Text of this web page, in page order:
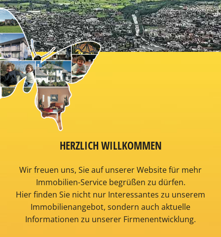
HERZLICH WILLKOMMEN
Wir freuen uns, Sie auf unserer Website für mehr
Immobilien-Service begrüßen zu dürfen.
Hier finden Sie nicht nur Interessantes zu unserem
Immobilienangebot, sondern auch aktuelle
Informationen zu unserer Firmenentwicklung.